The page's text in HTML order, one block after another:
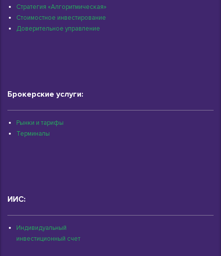
Стратегия «Алгоритмическая»
Стоимостное инвестирование
Доверительное управление
Брокерские услуги:
Рынки и тарифы
Терминалы
ИИС:
Индивидуальный
инвестиционный счет